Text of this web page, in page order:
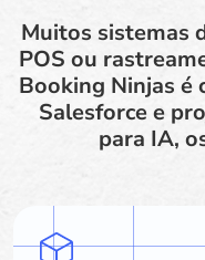
Muitos sistemas
POS ou
Booking Ninjas é
Salesforce e
para IA,